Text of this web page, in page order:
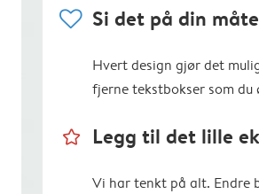
heart Si det på din måte
Hvert design gjør det
fjerne tekstbokser som du
star_outline Legg til det lille
Vi har tenkt på alt. Endre